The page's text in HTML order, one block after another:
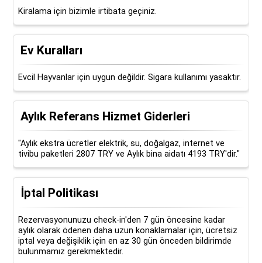
Kiralama için bizimle irtibata geçiniz.
Ev Kuralları
Evcil Hayvanlar için uygun değildir. Sigara kullanımı yasaktır.
Aylık Referans Hizmet Giderleri
"Aylık ekstra ücretler elektrik, su, doğalgaz, internet ve
tivibu paketleri 2807 TRY ve Aylık bina aidatı 4193 TRY'dir."
İptal Politikası
Rezervasyonunuzu check-in'den 7 gün öncesine kadar
aylık olarak ödenen daha uzun konaklamalar için, ücretsiz
iptal veya değişiklik için en az 30 gün önceden bildirimde
bulunmamız gerekmektedir.